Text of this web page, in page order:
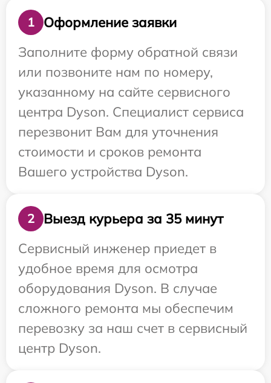
1
Оформление заявки
Заполните форму обратной связи
или позвоните нам по номеру,
указанному на сайте сервисного
центра Dyson. Специалист сервиса
перезвонит Вам для уточнения
стоимости и сроков ремонта
Вашего устройства Dyson.
2
Выезд курьера за 35 минут
Сервисный инженер приедет в
удобное время для осмотра
оборудования Dyson. В случае
сложного ремонта мы обеспечим
перевозку за наш счет в сервисный
центр Dyson.